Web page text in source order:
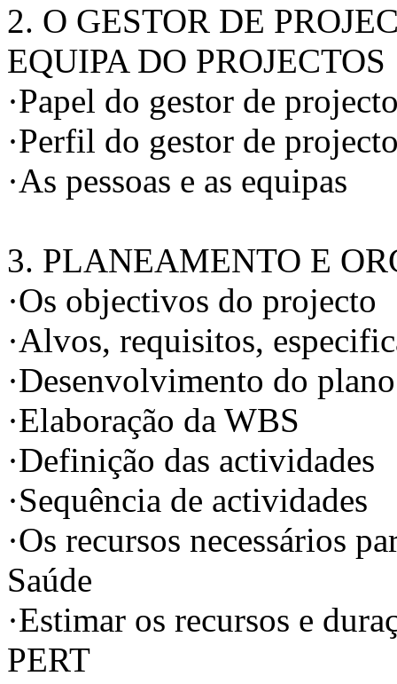
2. O GESTOR DE
EQUIPA DO PROJECTOS
·Papel do gestor de
·Perfil do gestor de
·As pessoas e as equipas
3. PLANEAMENTO E
·Os objectivos do projecto
·Alvos, requisitos,
·Desenvolvimento do
·Elaboração da WBS
·Definição das actividades
·Sequência de actividades
·Os recursos necessários
Saúde
·Estimar os recursos e
PERT